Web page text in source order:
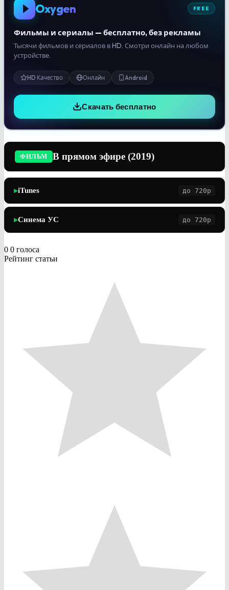
Oxygen FREE
Фильмы и сериалы — бесплатно, без рекламы
Тысячи фильмов и сериалов в HD. Смотри онлайн на любом
устройстве.
HD Качество Онлайн Android
Скачать бесплатно
ФИЛЬМ В прямом эфире (2019)
▶iTunes до 720p
▶Синема УС до 720p
0 0 голоса
Рейтинг статьи